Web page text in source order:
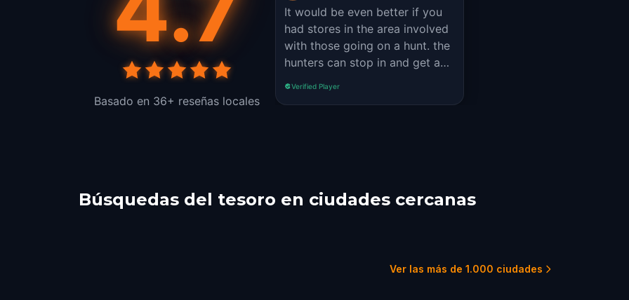
Basado en 36+ reseñas locales
It would be even better if you
had stores in the area involved
with those going on a hunt. the
hunters can stop in and get a
Verified Player
Búsquedas del tesoro en ciudades cercanas
Bethlehem
Ver las más de 1.000 ciudades